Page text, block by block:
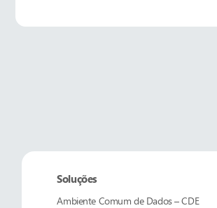
Soluções
Ambiente Comum de Dados – CDE